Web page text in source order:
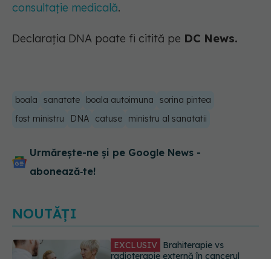
consultație medicală.
Declarația DNA poate fi citită pe DC News.
boala sanatate boala autoimuna
sorina pintea
fost ministru
DNA catuse ministru al sanatatii
Urmărește-ne și pe Google News -
abonează‑te!
NOUTĂȚI
EXCLUSIV De ce unele paciente